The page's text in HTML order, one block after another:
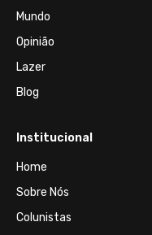
Mundo
Opinião
Lazer
Blog
Institucional
Home
Sobre Nós
Colunistas